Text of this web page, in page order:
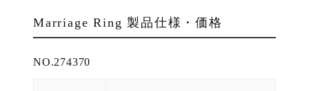
Marriage Ring 製品仕様・価格
NO.274370